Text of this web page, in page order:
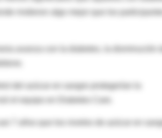
rindieron algo mejor que los participantes
avanza con la diabetes, la disminución
del azúcar en sangre protegerían la
el equipo en Diabetes Care.
7 años que los niveles de azúcar en